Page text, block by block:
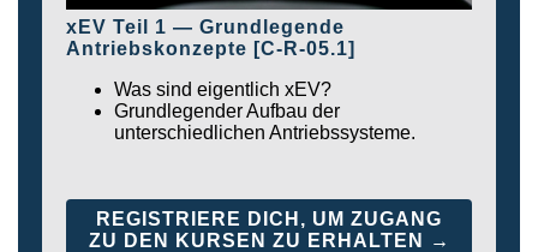
xEV Teil 1 — Grundlegende
Antriebskonzepte [C-R-05.1]
Was sind eigentlich xEV?
Grundlegender Aufbau der
unterschiedlichen Antriebssysteme.
REGISTRIERE DICH, UM ZUGANG
ZU DEN KURSEN ZU ERHALTEN →